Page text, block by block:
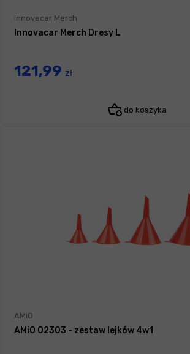
Innovacar Merch
Innovacar Merch Dresy L
121,99 zł
do koszyka
AMiO
AMiO 02303 - zestaw lejków 4w1